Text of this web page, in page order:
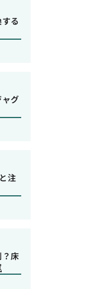
る
グ
注
床